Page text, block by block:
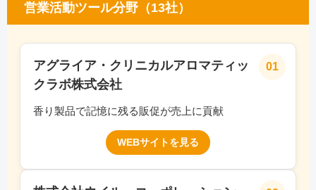
営業活動ツール分野（13社）
01
アグライア・クリニカルアロマティッ
クラボ株式会社
香り製品で記憶に残る販促が売上に貢献
WEBサイトを見る